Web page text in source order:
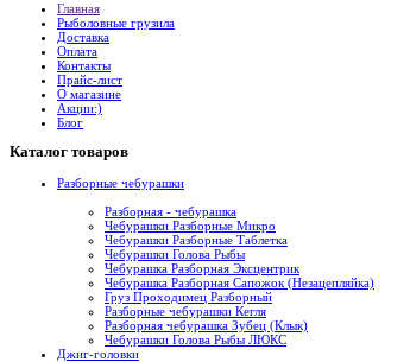
Главная
Рыболовные грузила
Доставка
Оплата
Контакты
Прайс-лист
О магазине
Акции:)
Блог
Каталог товаров
Разборные чебурашки
Разборная - чебурашка
Чебурашки Разборные Микро
Чебурашки Разборные Таблетка
Чебурашки Голова Рыбы
Чебурашка Разборная Эксцентрик
Чебурашка Разборная Сапожок (Незацепляйка)
Груз Проходимец Разборный
Разборные чебурашки Кегля
Разборная чебурашка Зубец (Клык)
Чебурашки Голова Рыбы ЛЮКС
Джиг-головки